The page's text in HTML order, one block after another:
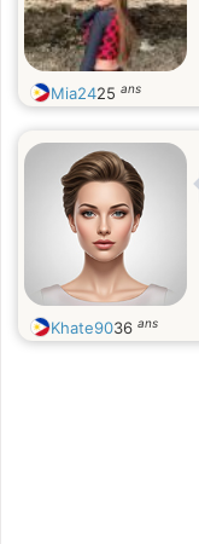
Mia2425 ans
Khate9036 ans